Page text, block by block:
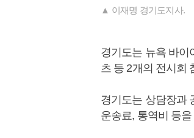
▲ 이재명 경기도지사.
경기도는 뉴욕 바이
츠 등 2개의 전시회
경기도는 상담장과
운송료, 통역비 등